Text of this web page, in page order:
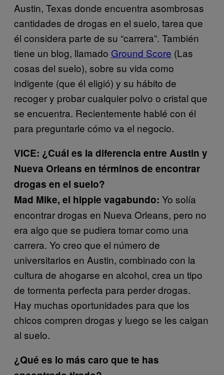
Austin, Texas donde encuentra asombrosas
cantidades de drogas en el suelo, tarea que
él considera parte de su “carrera”. También
tiene un blog, llamado Ground Score (Las
cosas del suelo), sobre su vida como
indigente (que él eligió) y su hábito de
recoger y probar cualquier polvo o cristal que
se encuentra. Recientemente hablé con él
para preguntarle cómo va el negocio.
VICE: ¿Cuál es la diferencia entre Austin y
Nueva Orleans en términos de encontrar
drogas en el suelo?
Mad Mike, el hippie vagabundo: Yo solía
encontrar drogas en Nueva Orleans, pero no
era algo que se pudiera tomar como una
carrera. Yo creo que el número de
universitarios en Austin, combinado con la
cultura de ahogarse en alcohol, crea un tipo
de tormenta perfecta para perder drogas.
Hay muchas oportunidades para que los
chicos compren drogas y luego se les caigan
al suelo.
¿Qué es lo más caro que te has